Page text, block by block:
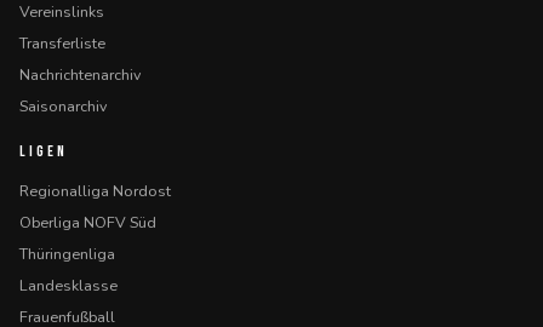
Vereinslinks
Transferliste
Nachrichtenarchiv
Saisonarchiv
LIGEN
Regionalliga Nordost
Oberliga NOFV Süd
Thüringenliga
Landesklasse
Frauenfußball